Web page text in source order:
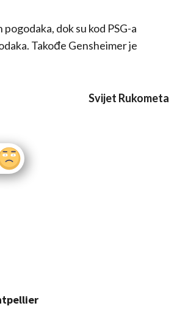
dok su kod PSG-a
Takođe Gensheimer je
Svijet Rukometa